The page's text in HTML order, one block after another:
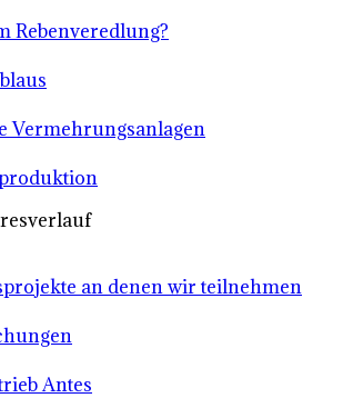
Rebenveredlung?
Vermehrungsanlagen
an denen wir teilnehmen
Antes